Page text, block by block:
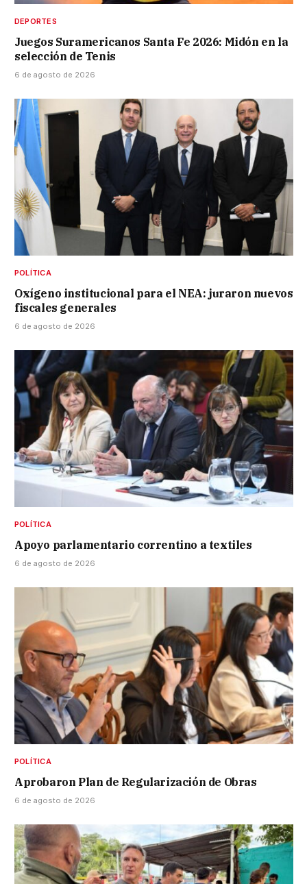
DEPORTES
Juegos Suramericanos Santa Fe 2026: Midón en la
selección de Tenis
6 de agosto de 2026
POLÍTICA
Oxígeno institucional para el NEA: juraron nuevos
fiscales generales
6 de agosto de 2026
POLÍTICA
Apoyo parlamentario correntino a textiles
6 de agosto de 2026
POLÍTICA
Aprobaron Plan de Regularización de Obras
6 de agosto de 2026